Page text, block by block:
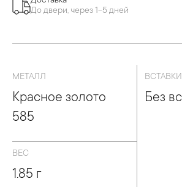
До двери, через 1-5 дней
МЕТАЛЛ
Красное золото
585
ВСТАВКИ
Без
ВЕС
1.85 г